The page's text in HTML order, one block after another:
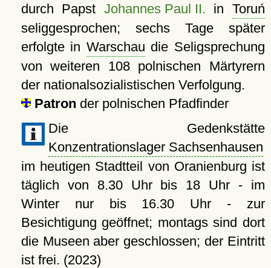
durch Papst Johannes Paul II. in Toruń
seliggesprochen; sechs Tage später
erfolgte in Warschau die Seligsprechung
von weiteren 108 polnischen Märtyrern
der nationalsozialistischen Verfolgung.
Patron der polnischen Pfadfinder
Die Gedenkstätte
Konzentrationslager Sachsenhausen
im heutigen Stadtteil von Oranienburg ist
täglich von 8.30 Uhr bis 18 Uhr - im
Winter nur bis 16.30 Uhr - zur
Besichtigung geöffnet; montags sind dort
die Museen aber geschlossen; der Eintritt
ist frei. (2023)